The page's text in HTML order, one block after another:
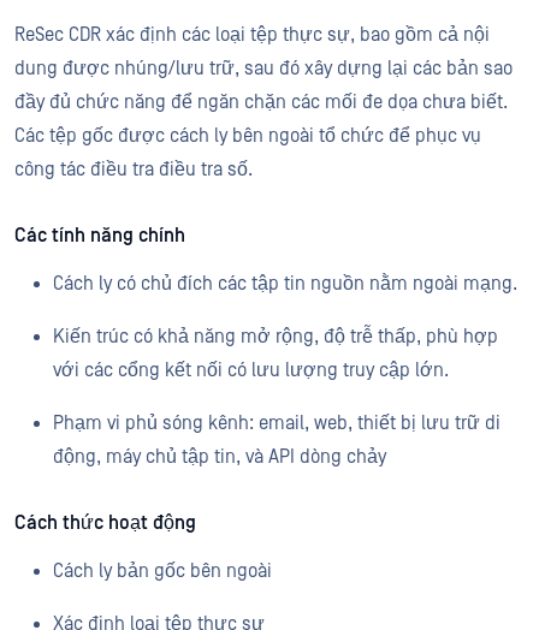
ReSec CDR xác định các loại tệp thực sự, bao gồm cả nội
dung được nhúng/lưu trữ, sau đó xây dựng lại các bản sao
đầy đủ chức năng để ngăn chặn các mối đe dọa chưa biết.
Các tệp gốc được cách ly bên ngoài tổ chức để phục vụ
công tác điều tra điều tra số.
Các tính năng chính
Cách ly có chủ đích các tập tin nguồn nằm ngoài mạng.
Kiến trúc có khả năng mở rộng, độ trễ thấp, phù hợp
với các cổng kết nối có lưu lượng truy cập lớn.
Phạm vi phủ sóng kênh: email, web, thiết bị lưu trữ di
động, máy chủ tập tin, và API dòng chảy
Cách thức hoạt động
Cách ly bản gốc bên ngoài
Xác định loại tệp thực sự